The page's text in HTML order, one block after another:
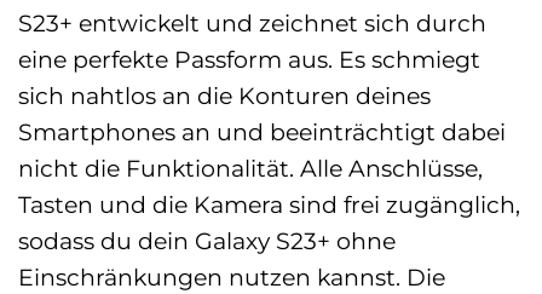
S23+ entwickelt und zeichnet sich durch
eine perfekte Passform aus. Es schmiegt
sich nahtlos an die Konturen deines
Smartphones an und beeinträchtigt dabei
nicht die Funktionalität. Alle Anschlüsse,
Tasten und die Kamera sind frei zugänglich,
sodass du dein Galaxy S23+ ohne
Einschränkungen nutzen kannst. Die